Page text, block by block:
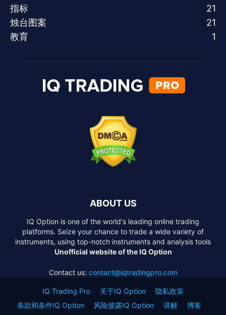
指标
21
烛台图案
21
教育
1
ABOUT US
IQ Option is one of the world's leading online trading
platforms. Seize your chance to trade a wide variety of
instruments, using top-notch instruments and analysis tools
Unofficial website of the IQ Option
Contact us: contact@iqtradingpro.com
IQ Trading Pro 关于IQ Option
隐私政策
条款和条件IQ Option
风险披露IQ Option 讲解 博客